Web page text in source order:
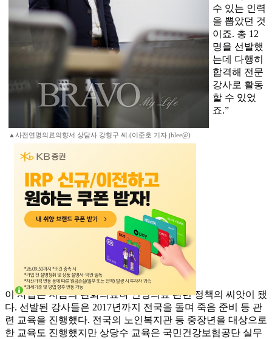
▲사전연명의료의향서 상담사 강형구 씨.(이준호 기자 jhlee@)
수 있는 인력
을 뽑았던 것
이죠. 총 12
명을 선발했
는데 다행히
합격해 전문
강사로 활동
할 수 있었
죠.”
이 사업은 지금의 완화의료나 연명의료 관련 정책의 씨앗이 됐
다. 선발된 강사들은 2017년까지 전국을 돌며 죽음 준비 등 관
련 교육을 진행했다. 전국의 노인복지관 등 중장년을 대상으로
한 교육도 진행했지만 상당수 교육은 국민건강보험공단 실무